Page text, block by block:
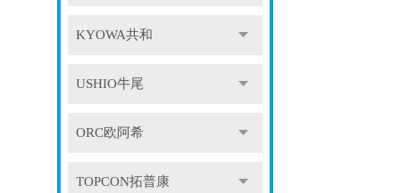
KYOWA共和
USHIO牛尾
ORC欧阿希
TOPCON拓普康